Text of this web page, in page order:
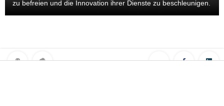
zu befreien und die Innovation ihrer Dienste zu beschleunigen.